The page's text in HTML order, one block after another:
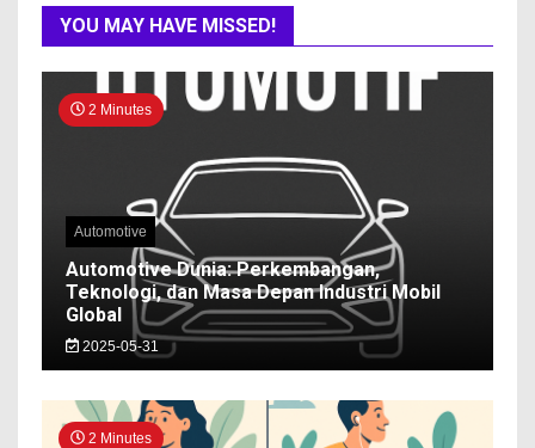
YOU MAY HAVE MISSED!
2 Minutes
Automotive
Automotive Dunia: Perkembangan,
Teknologi, dan Masa Depan Industri Mobil
Global
2025-05-31
2 Minutes